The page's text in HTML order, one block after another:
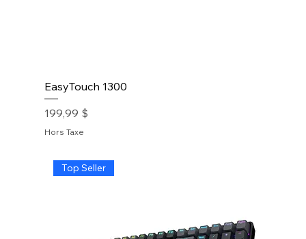
EasyTouch 1300
Prix
199,99 $
Hors Taxe
Top Seller